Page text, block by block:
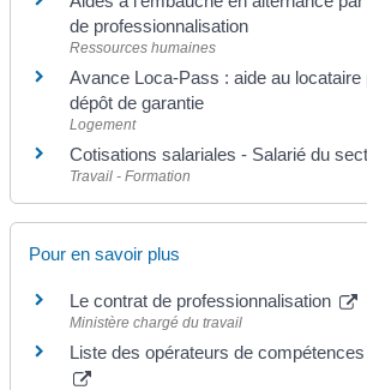
de professionnalisation
Ressources humaines
Avance Loca-Pass : aide au locataire
dépôt de garantie
Logement
Cotisations salariales - Salarié du
Travail - Formation
Pour en savoir plus
Le contrat de professionnalisation
Ministère chargé du travail
Liste des opérateurs de